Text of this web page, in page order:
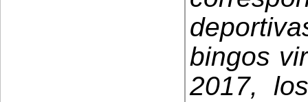
bingos
2017,